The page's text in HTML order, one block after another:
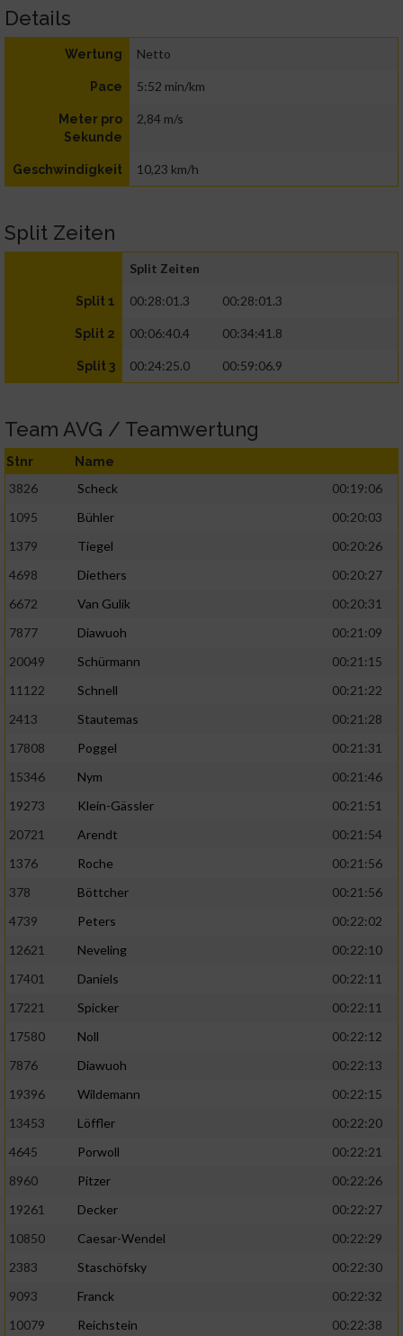
Details
Wertung Netto
Pace 5:52 min/km
Meter pro
Sekunde
2,84 m/s
Geschwindigkeit 10,23 km/h
Split Zeiten
Split Zeiten
Split 1 00:28:01.3 00:28:01.3
Split 2 00:06:40.4 00:34:41.8
Split 3 00:24:25.0 00:59:06.9
Team AVG / Teamwertung
Stnr Name
3826 Scheck
00:19:06
1095
Bühler
00:20:03
1379
Tiegel
00:20:26
4698
Diethers
00:20:27
6672
Van Gulik
00:20:31
7877
Diawuoh
00:21:09
20049
Schürmann
00:21:15
11122
Schnell
00:21:22
2413
Stautemas
00:21:28
17808
Poggel
00:21:31
15346
Nym
00:21:46
19273
Klein-Gässler
00:21:51
20721
Arendt
00:21:54
1376
Roche
00:21:56
378
Böttcher
00:21:56
4739
Peters
00:22:02
12621
Neveling
00:22:10
17401
Daniels
00:22:11
17221
Spicker
00:22:11
17580
Noll
00:22:12
7876
Diawuoh
00:22:13
19396
Wildemann
00:22:15
13453
Löffler
00:22:20
4645
Porwoll
00:22:21
8960
Pitzer
00:22:26
19261
Decker
00:22:27
10850
Caesar-Wendel
00:22:29
2383
Staschöfsky
00:22:30
9093
Franck
00:22:32
10079
Reichstein
00:22:38